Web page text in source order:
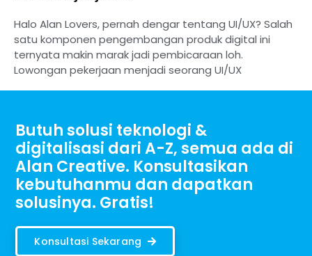
Halo Alan Lovers, pernah dengar tentang UI/UX? Salah
satu komponen pengembangan produk digital ini
ternyata makin marak jadi pembicaraan loh.
Lowongan pekerjaan menjadi seorang UI/UX
Butuh solusi teknologi &
digitalisasi dari A-Z, semua ada di
Alan Creative. Konsultasikan
kebutuhanmu dan dapatkan
solusinya. Gratis!
Konsultasi Sekarang